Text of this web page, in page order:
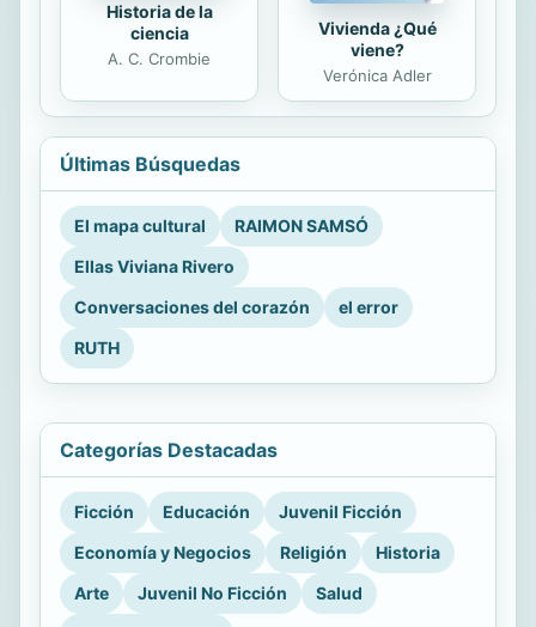
Historia de la
ciencia
A. C. Crombie
Vivienda ¿Qué
viene?
Verónica Adler
Últimas Búsquedas
El mapa cultural
RAIMON SAMSÓ
Ellas Viviana Rivero
Conversaciones del corazón
el error
RUTH
Categorías Destacadas
Ficción Educación
Juvenil Ficción
Economía y Negocios
Religión
Historia
Arte
Juvenil No Ficción
Salud